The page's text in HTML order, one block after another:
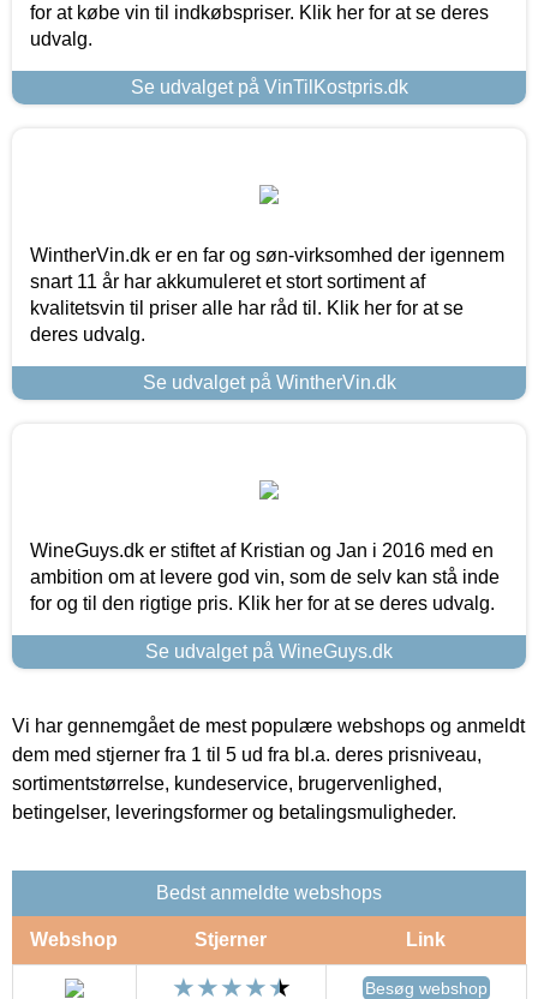
for at købe vin til indkøbspriser. Klik her for at se deres
udvalg.
Se udvalget på VinTilKostpris.dk
WintherVin.dk er en far og søn-virksomhed der igennem
snart 11 år har akkumuleret et stort sortiment af
kvalitetsvin til priser alle har råd til. Klik her for at se
deres udvalg.
Se udvalget på WintherVin.dk
WineGuys.dk er stiftet af Kristian og Jan i 2016 med en
ambition om at levere god vin, som de selv kan stå inde
for og til den rigtige pris. Klik her for at se deres udvalg.
Se udvalget på WineGuys.dk
Vi har gennemgået de mest populære webshops og anmeldt
dem med stjerner fra 1 til 5 ud fra bl.a. deres prisniveau,
sortimentstørrelse, kundeservice, brugervenlighed,
betingelser, leveringsformer og betalingsmuligheder.
Bedst anmeldte webshops
Webshop Stjerner Link
Besøg webshop